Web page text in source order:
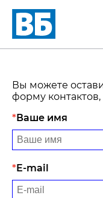
Вы можете
форму
Ваше имя
E-mail